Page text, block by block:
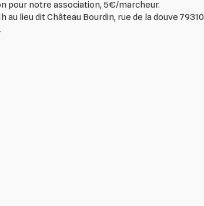
pour notre association, 5€/marcheur.
au lieu dit Château Bourdin, rue de la douve 79310